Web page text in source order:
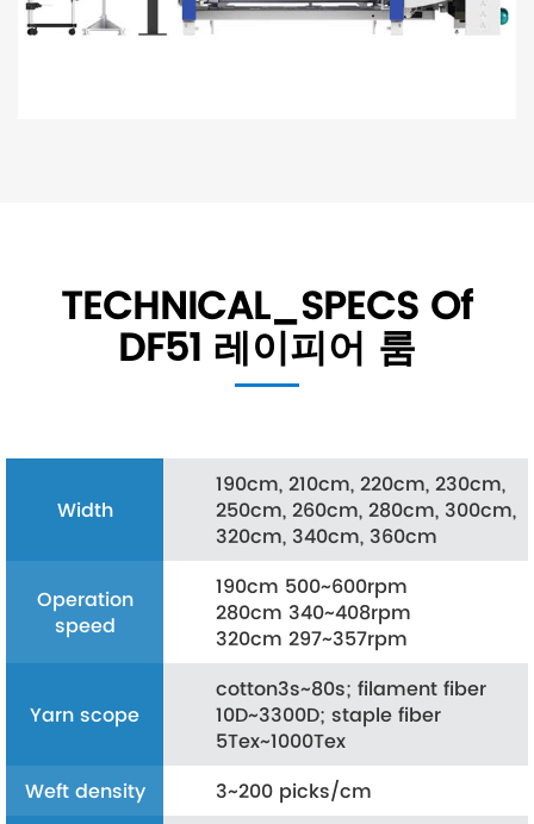
TECHNICAL_SPECS Of
DF51 레이피어 룸
Width
190cm, 210cm, 220cm, 230cm,
250cm, 260cm, 280cm, 300cm,
320cm, 340cm, 360cm
Operation
speed
190cm 500~600rpm
280cm 340~408rpm
320cm 297~357rpm
Yarn scope
cotton3s~80s; filament fiber
10D~3300D; staple fiber
5Tex~1000Tex
Weft density
3~200 picks/cm